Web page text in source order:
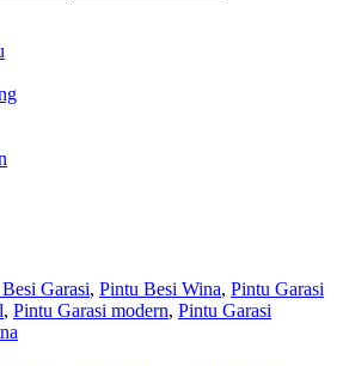
Garasi, Pintu Besi Wina, Pintu Garasi
, Pintu Garasi modern, Pintu Garasi